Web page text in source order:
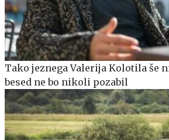
Tako jeznega Valerija Kolotila še
besed ne bo nikoli pozabil